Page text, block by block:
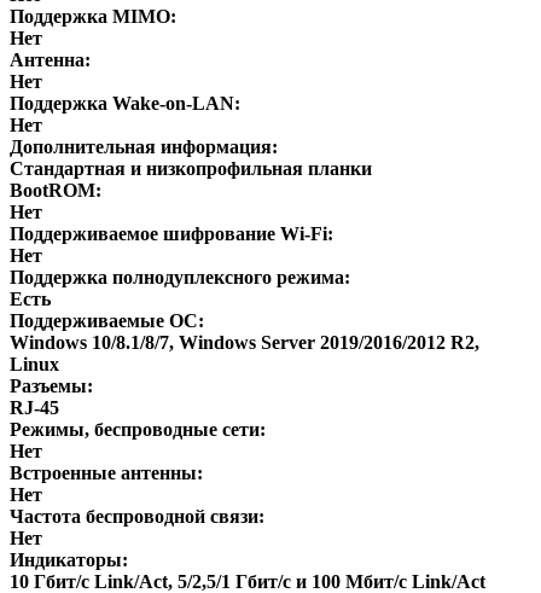
Поддержка MIMO:
Нет
Антенна:
Нет
Поддержка Wake-on-LAN:
Нет
Дополнительная информация:
Стандартная и низкопрофильная планки
BootROM:
Нет
Поддерживаемое шифрование Wi-Fi:
Нет
Поддержка полнодуплексного режима:
Есть
Поддерживаемые ОС:
Windows 10/8.1/8/7, Windows Server 2019/2016/2012 R2,
Linux
Разъемы:
RJ-45
Режимы, беспроводные сети:
Нет
Встроенные антенны:
Нет
Частота беспроводной связи:
Нет
Индикаторы:
10 Гбит/с Link/Act, 5/2,5/1 Гбит/с и 100 Мбит/с Link/Act